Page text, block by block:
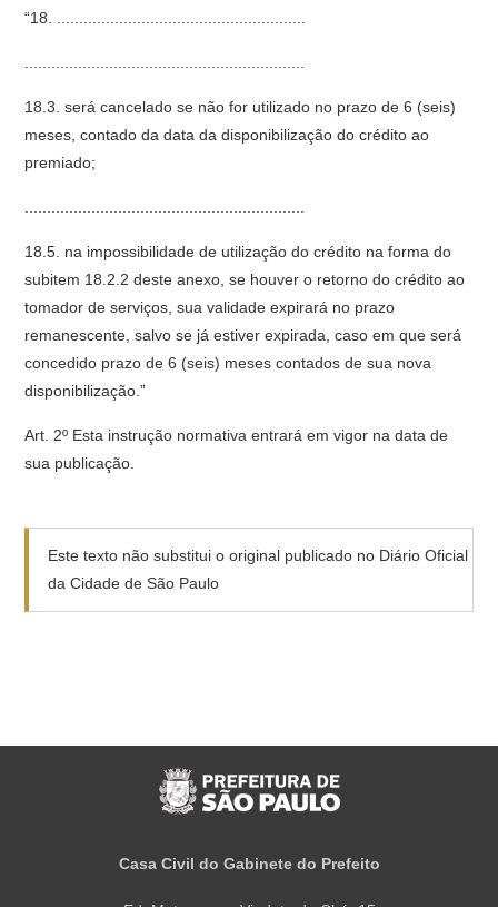
“18. ........................................................
18.3. será cancelado se não for utilizado no prazo de 6 (seis)
meses, contado da data da disponibilização do crédito ao
premiado;
18.5. na impossibilidade de utilização do crédito na forma do
subitem 18.2.2 deste anexo, se houver o retorno do crédito ao
tomador de serviços, sua validade expirará no prazo
remanescente, salvo se já estiver expirada, caso em que será
concedido prazo de 6 (seis) meses contados de sua nova
disponibilização.”
Art. 2º Esta instrução normativa entrará em vigor na data de
sua publicação.
Este texto não substitui o original publicado no Diário Oficial
da Cidade de São Paulo
Casa Civil do Gabinete do Prefeito